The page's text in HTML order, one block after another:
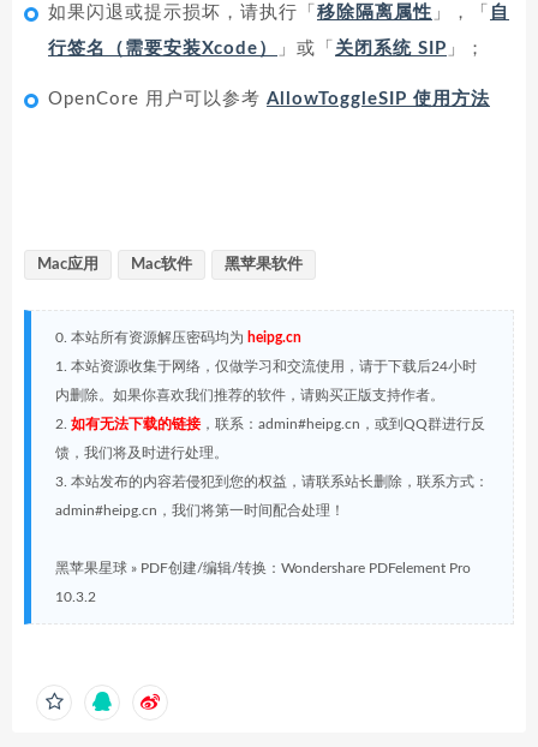
如果闪退或提示损坏，请执行「 移除隔离属性 」，「 自
行签名（需要安装Xcode）
」或「 关闭系统 SIP 」；
OpenCore 用户可以参考 AllowToggleSIP 使用方法
Mac应用 Mac软件 黑苹果软件
0. 本站所有资源解压密码均为 heipg.cn
1. 本站资源收集于网络，仅做学习和交流使用，请于下载后24小时
内删除。如果你喜欢我们推荐的软件，请购买正版支持作者。
2. 如有无法下载的链接，联系：admin#heipg.cn，或到QQ群进行反
馈，我们将及时进行处理。
3. 本站发布的内容若侵犯到您的权益，请联系站长删除，联系方式：
admin#heipg.cn，我们将第一时间配合处理！
黑苹果星球 » PDF创建/编辑/转换：Wondershare PDFelement Pro
10.3.2